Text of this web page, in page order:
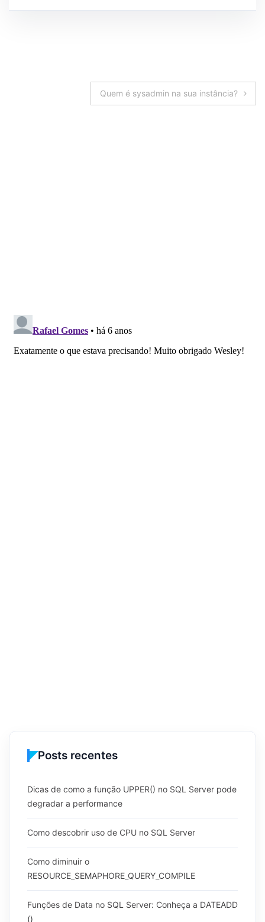
NavegaçãoQuem é sysadmin na sua instância?
Posts recentes
Dicas de como a função UPPER() no SQL Server pode
degradar a performance
Como descobrir uso de CPU no SQL Server
Como diminuir o
RESOURCE_SEMAPHORE_QUERY_COMPILE
Funções de Data no SQL Server: Conheça a DATEADD
()